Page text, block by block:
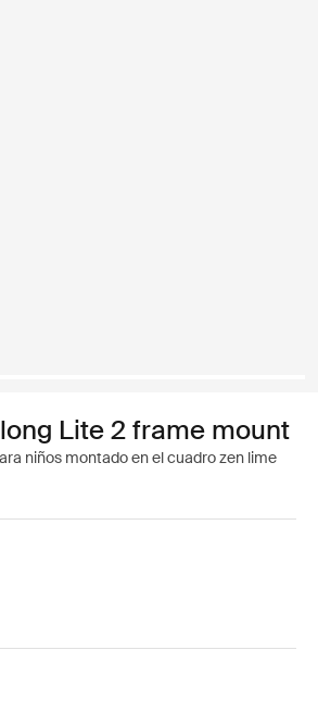
Lite 2 frame mount
niños montado en el cuadro zen lime
Light Gray
2 Dark Gray
Lite 2 Zen Lime (selected)